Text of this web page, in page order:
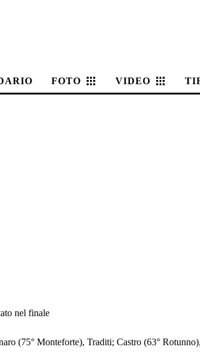
FOTO VIDEO
nel finale
(75° Monteforte), Traditi; Castro (63°